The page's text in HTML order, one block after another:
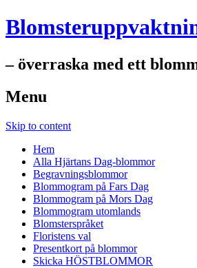
– överraska med ett
Menu
Skip to content
Hem
Alla Hjärtans Dag-blommor
Begravningsblommor
Blommogram på Fars Dag
Blommogram på Mors Dag
Blommogram utomlands
Blomsterspråket
Floristens val
Presentkort på blommor
Skicka HÖSTBLOMMOR